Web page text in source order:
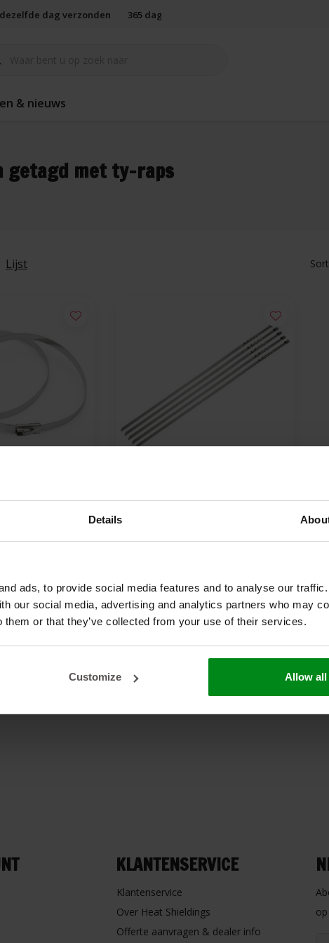
Details
ads, to provide social media features and to analyse our
our social media, advertising and analytics partners who may
them or that they’ve collected from your use of their services.
Customize Allow all
dag verzonden 365 dagen retourbeleid
& nieuws
getagd met ty-raps
Lijst
KLANTENSERVICE
Klantenservice
Over Heat Shieldings
Offerte aanvragen & dealer info